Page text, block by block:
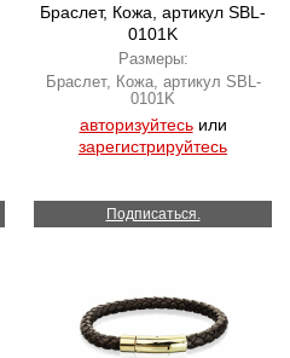
Браслет, Кожа, артикул SBL-
0101K
Размеры:
Браслет, Кожа, артикул SBL-
0101K
авторизуйтесьили
зарегистрируйтесь
Подписаться.